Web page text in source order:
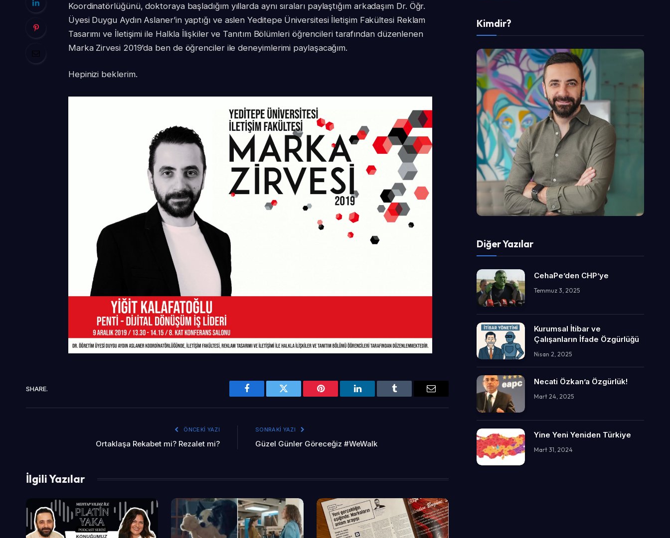
Koordinatörlüğünü, doktoraya başladığım yıllarda aynı sıraları paylaştığım arkadaşım Dr. Öğr.
Üyesi Duygu Aydın Aslaner’in yaptığı ve aslen Yeditepe Üniversitesi İletişim Fakültesi Reklam
Tasarımı ve İletişimi ile Halkla İlişkiler ve Tanıtım Bölümleri öğrencileri tarafından düzenlenen
Marka Zirvesi 2019’da ben de öğrenciler ile deneyimlerimi paylaşacağım.
Hepinizi beklerim.
SHARE.
Facebook Twitter Pinterest LinkedIn Tumblr Email
ÖNCEKI YAZI
Ortaklaşa Rekabet mi? Rezalet mi?
SONRAKI YAZI
Güzel Günler Göreceğiz #WeWalk
İlgili Yazılar
Kimdir?
Diğer Yazılar
CehaPe’den CHP’ye
Temmuz 3, 2025
Kurumsal İtibar ve
Çalışanların İfade Özgürlüğü
Nisan 2, 2025
Necati Özkan’a Özgürlük!
Mart 24, 2025
Yine Yeni Yeniden Türkiye
Mart 31, 2024